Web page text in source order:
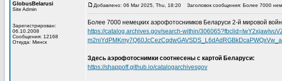
GlobusBelarusi
Site Admin
Зарегистрирован:
06.10.2008
Сообщения: 12168
Откуда: Минск
Добавлено: 06 Mar 2025, Thu, 18:20 Заголовок сообщения: Более 7000
Более 7000 немецких аэрофотоснимков Беларуси 2-й мировой
https://catalog.archives.gov/search-within/
Здесь аэрофотоснимки соотнесены с картой Беларуси:
https://shappoff.github.io/catalogarchivesgov